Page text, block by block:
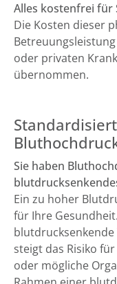
Alles kostenfrei für
Die Kosten dieser
oder privaten
übernommen.
Sie haben
Ein zu hoher
für Ihre
steigt das Risiko
oder mögliche